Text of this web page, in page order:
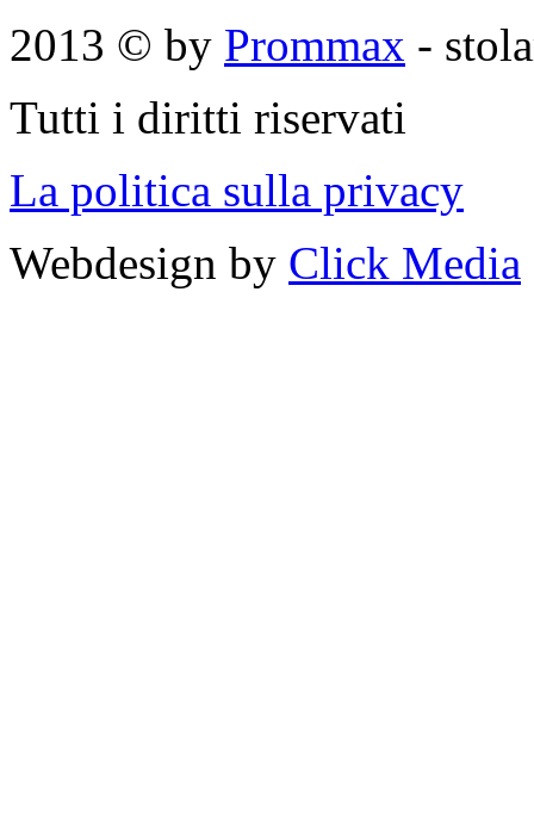
2013 © by Prommax -
Tutti i diritti riservati
La politica sulla privacy
Webdesign by Click Media